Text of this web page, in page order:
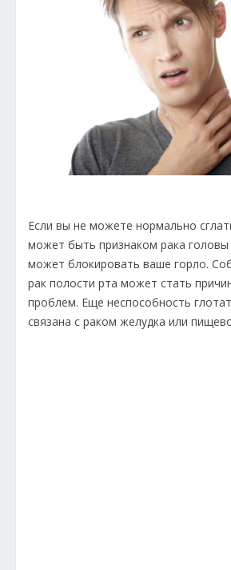
Если вы не можете нормально
может быть признаком рака
может блокировать ваше горло.
рак полости рта может стать
проблем. Еще неспособность
связана с раком желудка или